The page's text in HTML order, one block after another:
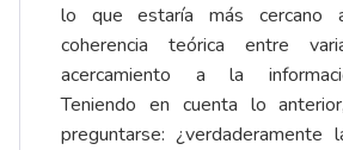
lo que estaría más cercano
coherencia teórica entre
acercamiento a la
Teniendo en cuenta lo
preguntarse: ¿verdaderamente